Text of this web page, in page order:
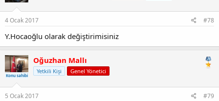
4 Ocak 2017 #78
Y.Hocaoğlu olarak değiştirimisiniz
Konu sahibi
Oğuzhan Mallı
Yetkili Kişi Genel Yönetici
5 Ocak 2017 #79